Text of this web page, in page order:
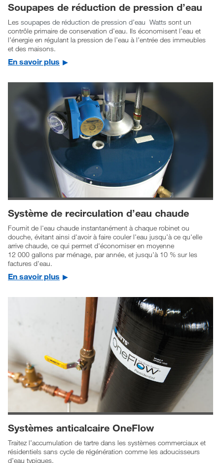
Soupapes de réduction de pression d’eau
Les soupapes de réduction de pression d’eau Watts sont un
contrôle primaire de conservation d'eau. Ils économisent l’eau et
l’énergie en régulant la pression de l’eau à l’entrée des immeubles
et des maisons.
En savoir plus
Système de recirculation d’eau chaude
Fournit de l'eau chaude instantanément à chaque robinet ou
douche, évitant ainsi d'avoir à faire couler l'eau jusqu'à ce qu'elle
arrive chaude, ce qui permet d'économiser en moyenne
12 000 gallons par ménage, par année, et jusqu'à 10 % sur les
factures d'eau.
En savoir plus
Systèmes anticalcaire OneFlow
Traitez l’accumulation de tartre dans les systèmes commerciaux et
résidentiels sans cycle de régénération comme les adoucisseurs
d’eau typiques.